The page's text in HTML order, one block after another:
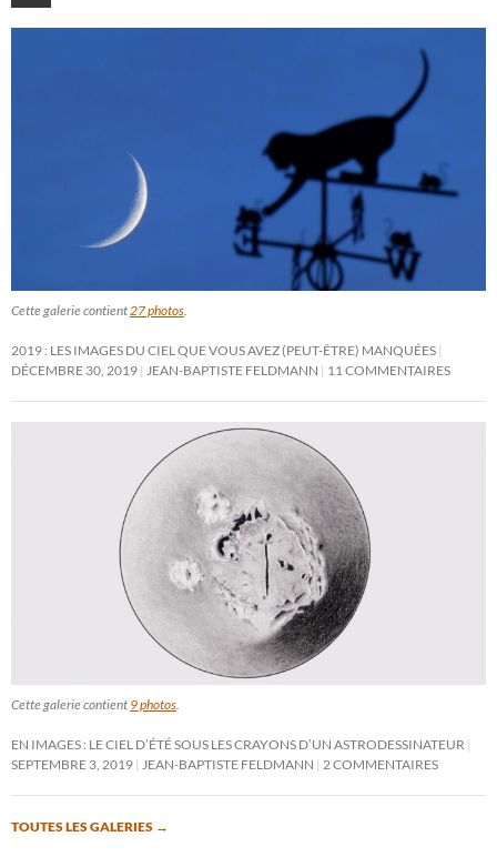
Cette galerie contient 27 photos
2019 : LES IMAGES DU CIEL QUE VOUS AVEZ (PEUT-ÊTRE) MANQUÉES
DÉCEMBRE 30, 2019
JEAN-BAPTISTE FELDMANN 11 COMMENTAIRES
Cette galerie contient 9 photos
EN IMAGES : LE CIEL D’ÉTÉ SOUS LES CRAYONS D’UN ASTRODESSINATEUR
SEPTEMBRE 3, 2019
JEAN-BAPTISTE FELDMANN 2 COMMENTAIRES
TOUTES LES GALERIES →